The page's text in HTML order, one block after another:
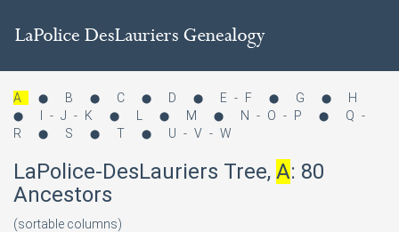
A ⬤ B ⬤ C ⬤ D ⬤ E-F ⬤ G ⬤ H
⬤ I-J-K ⬤ ⬤ M ⬤ N-O-P ⬤
Q-
R
⬤ S ⬤ T ⬤ U-V-W
LaPolice-DesLauriers Tree, A: 80
Ancestors
(sortable columns)